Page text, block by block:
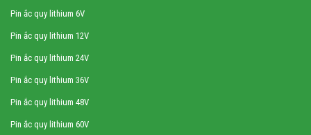
Pin ắc quy lithium 6V
Pin ắc quy lithium 12V
Pin ắc quy lithium 24V
Pin ắc quy lithium 36V
Pin ắc quy lithium 48V
Pin ắc quy lithium 60V